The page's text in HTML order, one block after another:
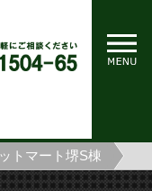
トマート堺S棟